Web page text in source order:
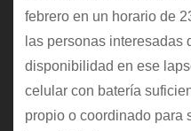
febrero en un horario de
las personas interesadas
disponibilidad en ese
celular con batería
propio o coordinado para